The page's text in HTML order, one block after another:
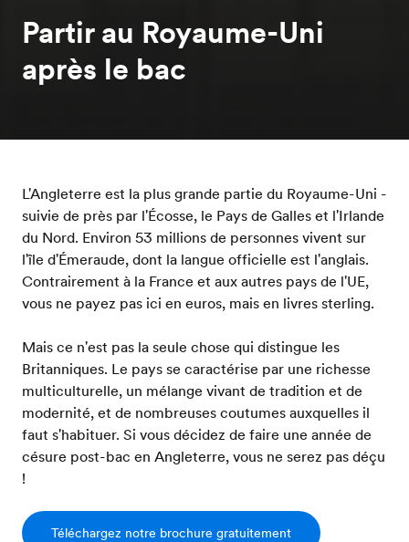
Partir au Royaume-Uni
après le bac
L'Angleterre est la plus grande partie du Royaume-Uni -
suivie de près par l'Écosse, le Pays de Galles et l'Irlande
du Nord. Environ 53 millions de personnes vivent sur
l'île d'Émeraude, dont la langue officielle est l'anglais.
Contrairement à la France et aux autres pays de l'UE,
vous ne payez pas ici en euros, mais en livres sterling.
Mais ce n'est pas la seule chose qui distingue les
Britanniques. Le pays se caractérise par une richesse
multiculturelle, un mélange vivant de tradition et de
modernité, et de nombreuses coutumes auxquelles il
faut s'habituer. Si vous décidez de faire une année de
césure post-bac en Angleterre, vous ne serez pas déçu
!
Téléchargez notre brochure gratuitement